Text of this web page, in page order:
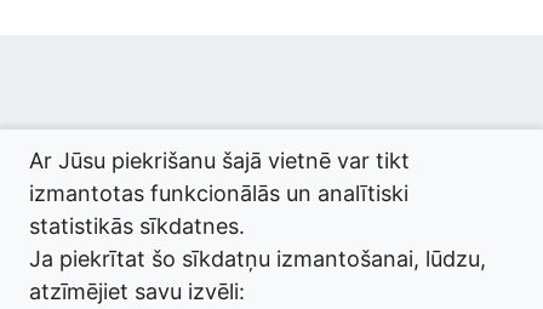
© 2026 termini.gov.lv. Izstrādātājs:Tilde.
Ar Jūsu piekrišanu šajā vietnē var tikt
izmantotas funkcionālās un analītiski
statistikās sīkdatnes.
Ja piekrītat šo sīkdatņu izmantošanai, lūdzu,
atzīmējiet savu izvēli: